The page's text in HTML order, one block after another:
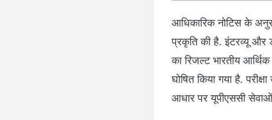
आधिकारिक नोटिस के
प्रकृति की है. इंटरव्यू और
का रिजल्ट भारतीय
घोषित किया गया है.
आधार पर यूपीएससी सेवाओं